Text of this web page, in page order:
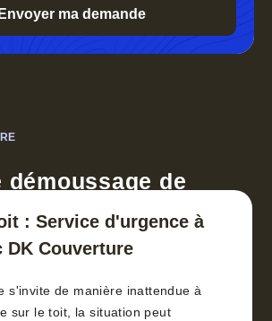
démoussage de
: Service d'urgence à
DK Couverture
s'invite de manière inattendue à
sur le toit, la situation peut